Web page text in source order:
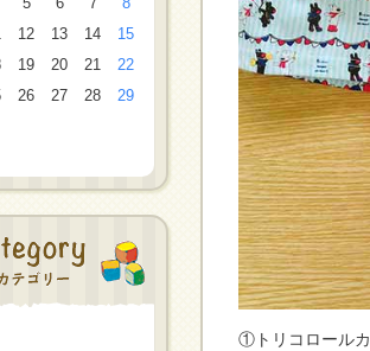
12 13 14
15
19 20 21
22
26 27 28
29
①トリコロール